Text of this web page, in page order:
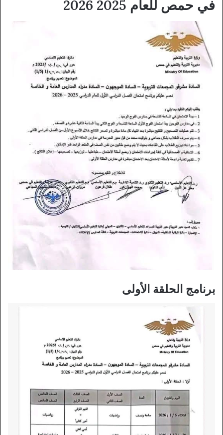
في حمص للعام 2025 2026
برنامج الحلقة الأولى